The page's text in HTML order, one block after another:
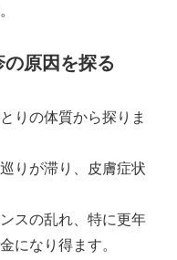
原因を探る
りの体質から探りま
りが滞り、皮膚症状
スの乱れ、特に更年
になり得ます。